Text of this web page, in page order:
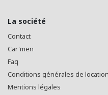
La société
Contact
Car'men
Faq
Conditions générales de location
Mentions légales